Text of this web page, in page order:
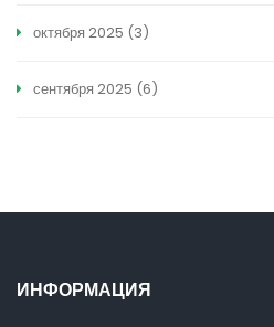
октября 2025 (3)
сентября 2025 (6)
ИНФОРМАЦИЯ